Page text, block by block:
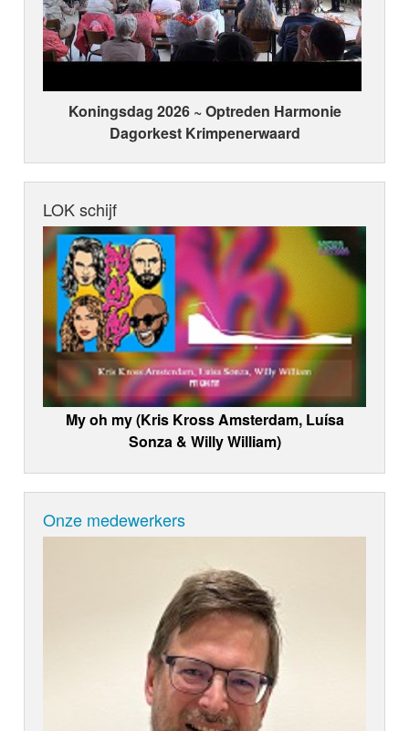
Koningsdag 2026 ~ Optreden Harmonie
Dagorkest Krimpenerwaard
LOK schijf
My oh my (Kris Kross Amsterdam, Luísa
Sonza & Willy William)
Onze medewerkers